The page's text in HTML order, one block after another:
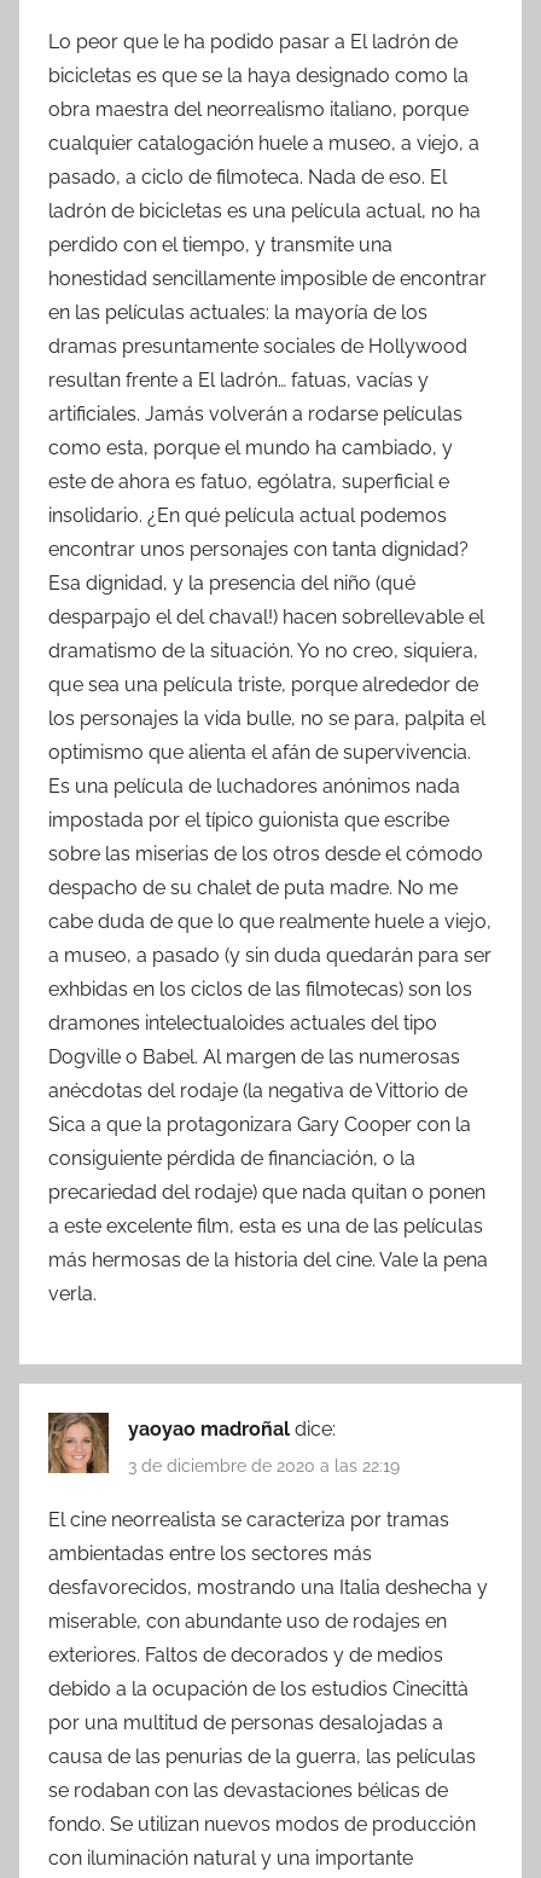
Lo peor que le ha podido pasar a El ladrón de
bicicletas es que se la haya designado como la
obra maestra del neorrealismo italiano, porque
cualquier catalogación huele a museo, a viejo, a
pasado, a ciclo de filmoteca. Nada de eso. El
ladrón de bicicletas es una película actual, no ha
perdido con el tiempo, y transmite una
honestidad sencillamente imposible de encontrar
en las películas actuales: la mayoría de los
dramas presuntamente sociales de Hollywood
resultan frente a El ladrón… fatuas, vacías y
artificiales. Jamás volverán a rodarse películas
como esta, porque el mundo ha cambiado, y
este de ahora es fatuo, ególatra, superficial e
insolidario. ¿En qué película actual podemos
encontrar unos personajes con tanta dignidad?
Esa dignidad, y la presencia del niño (qué
desparpajo el del chaval!) hacen sobrellevable el
dramatismo de la situación. Yo no creo, siquiera,
que sea una película triste, porque alrededor de
los personajes la vida bulle, no se para, palpita el
optimismo que alienta el afán de supervivencia.
Es una película de luchadores anónimos nada
impostada por el típico guionista que escribe
sobre las miserias de los otros desde el cómodo
despacho de su chalet de puta madre. No me
cabe duda de que lo que realmente huele a viejo,
a museo, a pasado (y sin duda quedarán para ser
exhbidas en los ciclos de las filmotecas) son los
dramones intelectualoides actuales del tipo
Dogville o Babel. Al margen de las numerosas
anécdotas del rodaje (la negativa de Vittorio de
Sica a que la protagonizara Gary Cooper con la
consiguiente pérdida de financiación, o la
precariedad del rodaje) que nada quitan o ponen
a este excelente film, esta es una de las películas
más hermosas de la historia del cine. Vale la pena
verla.
yaoyao madroñal dice:
3 de diciembre de 2020 a las 22:19
El cine neorrealista se caracteriza por tramas
ambientadas entre los sectores más
desfavorecidos, mostrando una Italia deshecha y
miserable, con abundante uso de rodajes en
exteriores. Faltos de decorados y de medios
debido a la ocupación de los estudios Cinecittà
por una multitud de personas desalojadas a
causa de las penurias de la guerra, las películas
se rodaban con las devastaciones bélicas de
fondo. Se utilizan nuevos modos de producción
con iluminación natural y una importante